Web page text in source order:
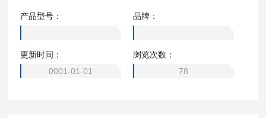
产品型号： 品牌：
更新时间：
0001-01-01
浏览次数：
78